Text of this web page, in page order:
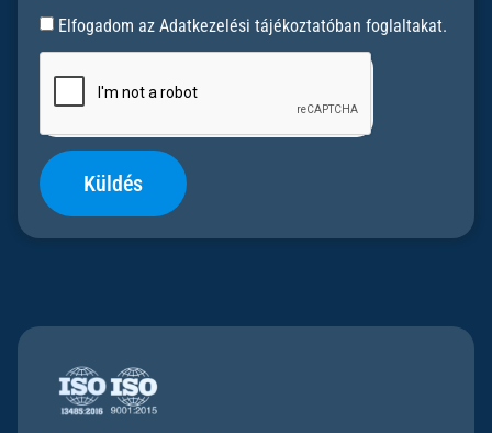
Elfogadom az Adatkezelési tájékoztatóban foglaltakat.
Küldés